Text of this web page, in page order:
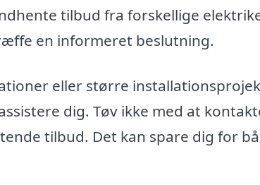
tilbud fra forskellige
en informeret beslutning.
eller større
dig. Tøv ikke med at
tilbud. Det kan spare dig for